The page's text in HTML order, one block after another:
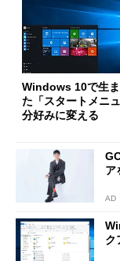
Windows 10で生
た「スタートメニ
分好みに変える
ア
AD
ク